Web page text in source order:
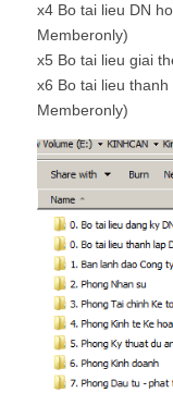
x4 Bo tai lieu DN
Memberonly)
x5 Bo tai lieu giai
x6 Bo tai lieu
Memberonly)